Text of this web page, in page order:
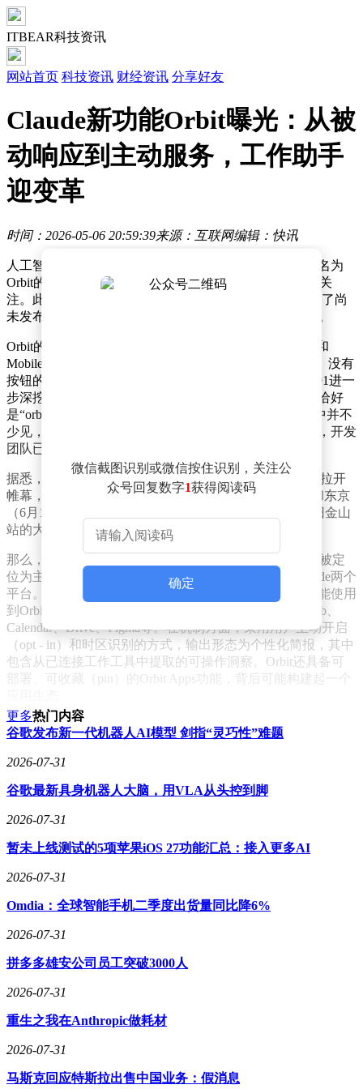
ITBEAR科技资讯
网站首页 科技资讯 财经资讯 分享好友
Claude新功能Orbit曝光：从被
动响应到主动服务，工作助手
迎变革
时间：2026-05-06 20:59:39来源：互联网编辑：快讯
人工智能领域迎来新动态，Anthropic公司即将推出一款名为
Orbit的主动式AI助手功能，这一消息在科技圈引发广泛关
注。此前，有人在Claude Cowork的最新构建版本中发现了尚
未发布的Orbit功能模块，为这一消息增添了更多可信度。
Orbit的发现过程颇具戏剧性。有人在Anthropic最新Web和
Mobile客户端的设置面板里，发现了一个没有功能描述、没有
按钮的新toggle开关。随后，Threads上的研究者@btibor91进一
步深挖，发现这个功能的隐藏标志位叫“tibro enabled”，恰好
是“orbit”的反向拼写。这种内部命名梗在硅谷科技公司中并不
少见，通常暗示着这是一个正在研发、即将发布的功能，开发
团队已准备好灰度部署的开关，只待正式发布。
据悉，Anthropic的Code with Claude年度开发者大会即将拉开
帷幕，首站定于旧金山，后续还将在伦敦（5月19日）和东京
（6月10日）举行。结合目前的信息，Orbit大概率会在旧金山
站的大会上正式登场。
那么，Orbit究竟是什么？从相关报道的细节来看，Orbit被定
位为主动式简报与洞察系统，将横跨Claude和Claude Code两个
平台。这意味着无论是普通知识工作者还是程序员，都能使用
到Orbit。其初始集成的连接器包含Gmail、Slack、GitHub、
Calendar、Drive、Figma等。在机制方面，采用用户主动开启
（opt - in）和时区识别的方式，输出形态为个性化简报，其中
包含从已连接工作工具中提取的可操作洞察。Orbit还具备可
部署、可收藏（pin）的Orbit Apps功能，背后可能构建起一个
以产品经理为例，早上9点打开Claude，可能会看到这样的简
报：当天10:00有sprint review会议，PR#2371等待审核；设计
师Marie在Figma上修改了登录页第二版，需要给
件，倾向于同意。三件不同系统的事务，汇总在一份简报中，
难点不在于模型本身，而在于产品判断，即决定推送什么内
容、隐藏什么内容、何时推送以及推送到哪里。
要理解Orbit在Anthropic产品序列中的位置，需先了解Claude
仅用了4个月。2月，Cowork正式发布企业版，当天及此后几
协作工具会替代大量专业SaaS，如Salesforce、ServiceNow、
Workday等，导致这些公司股价集体走低，市值蒸发约2850亿
Cowork的功能演进路径来看，从最初的Connectors（拉数
据）、Plugins（接入第三方）、Scheduled Tasks（按时间触
发）、Dispatch（任务派发）、Projects（多任务编排）到
Computer Use（自动操作电脑），最终发展到Orbit（主动简报
能力整合，打造出无需用户prompt的产品形态。
微信截图识别或微信按住识别，关注公
众号回复数字1获得阅读码
确定
更多热门内容
谷歌发布新一代机器人AI模型 剑指“灵巧性”难题
2026-07-31
谷歌最新具身机器人大脑，用VLA从头控到脚
2026-07-31
暂未上线测试的5项苹果iOS 27功能汇总：接入更多AI
2026-07-31
Omdia：全球智能手机二季度出货量同比降6%
2026-07-31
拼多多雄安公司员工突破3000人
2026-07-31
重生之我在Anthropic做耗材
2026-07-31
马斯克回应特斯拉出售中国业务：假消息